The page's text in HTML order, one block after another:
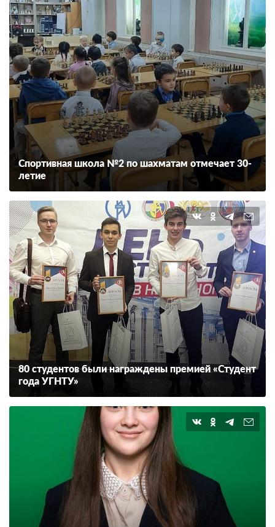
Спортивная школа №2 по шахматам отмечает 30-
летие
80 студентов были награждены премией «Студент
года УГНТУ»